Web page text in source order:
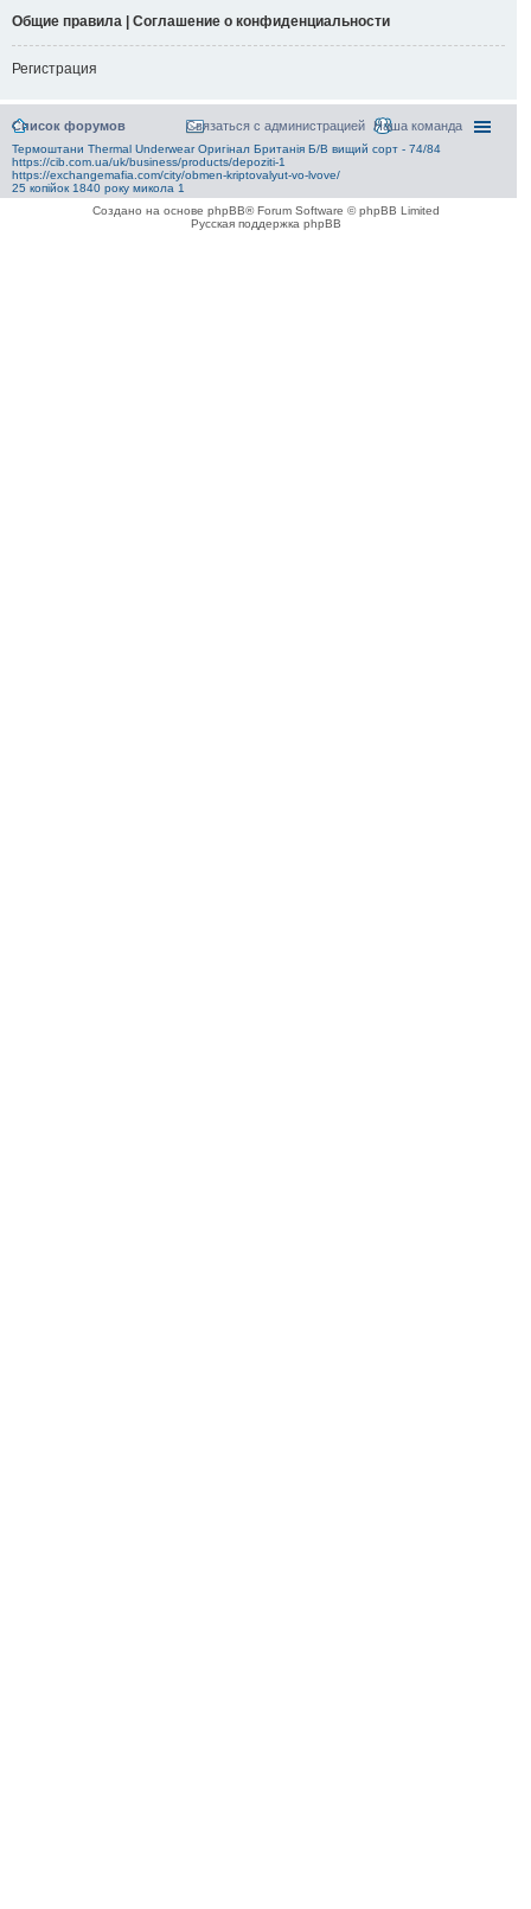
Общие правила | Соглашение о конфиденциальности
Регистрация
Список форумов Наша команда
Связаться с администрацией
Термоштани Thermal Underwear Оригінал Британія Б/В вищий сорт - 74/84
https://cib.com.ua/uk/business/products/depoziti-1
https://exchangemafia.com/city/obmen-kriptovalyut-vo-lvove/
25 копійок 1840 року микола 1
Создано на основе phpBB® Forum Software © phpBB Limited
Русская поддержка phpBB